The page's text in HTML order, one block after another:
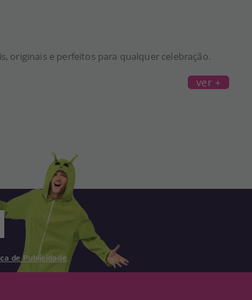
originais e perfeitos para qualquer celebração.
ver +
de Publicidade.